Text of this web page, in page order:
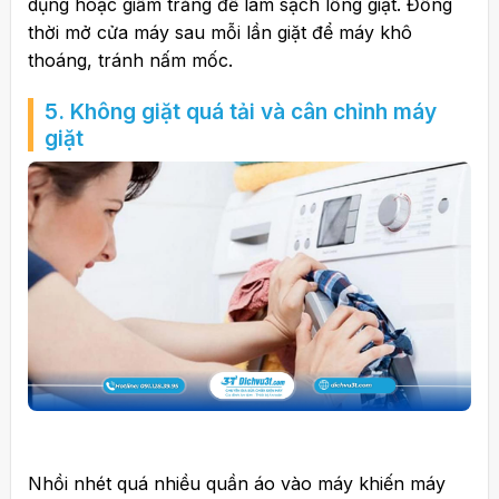
thời mở cửa máy sau mỗi lần giặt để máy khô
thoáng, tránh nấm mốc.
5. Không giặt quá tải và cân chỉnh máy
giặt
Nhồi nhét quá nhiều quần áo vào máy khiến máy